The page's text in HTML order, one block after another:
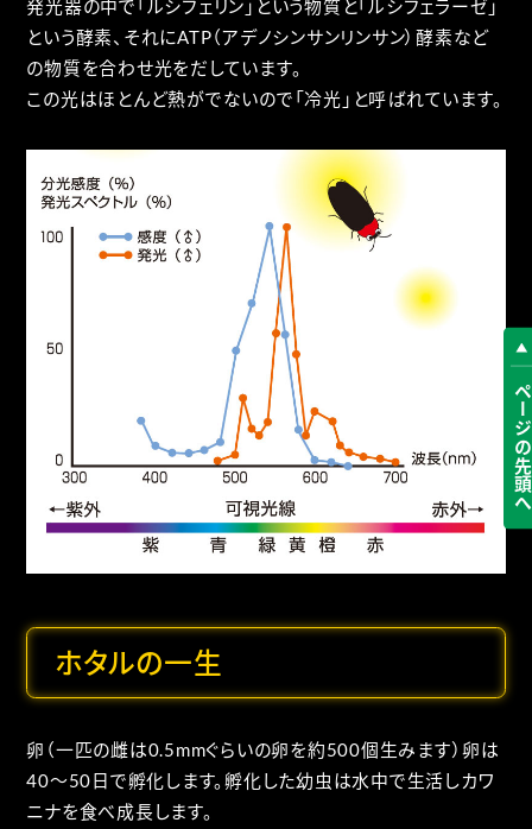
発光器の中で「ルシフェリン」という物質と「ルシフェラーゼ」
という酵素、それにATP（アデノシンサンリンサン）酵素など
の物質を合わせ光をだしています。
この光はほとんど熱がでないので「冷光」と呼ばれています。
ホタルの一生
卵（一匹の雌は0.5mmぐらいの卵を約500個生みます）卵は
40～50日で孵化します。孵化した幼虫は水中で生活しカワ
ニナを食べ成長します。
ページの先頭へ